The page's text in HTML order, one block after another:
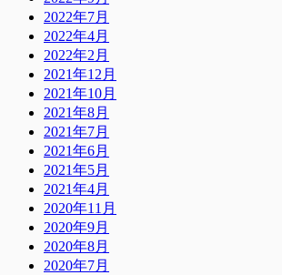
2022年7月
2022年4月
2022年2月
2021年12月
2021年10月
2021年8月
2021年7月
2021年6月
2021年5月
2021年4月
2020年11月
2020年9月
2020年8月
2020年7月